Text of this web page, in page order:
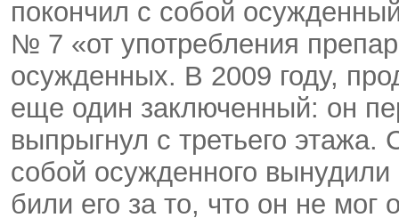
покончил с собой
№ 7 «от употребления
осужденных. В 2009 году,
еще один заключенный: он
выпрыгнул с третьего этажа.
собой осужденного
били его за то, что он не мог